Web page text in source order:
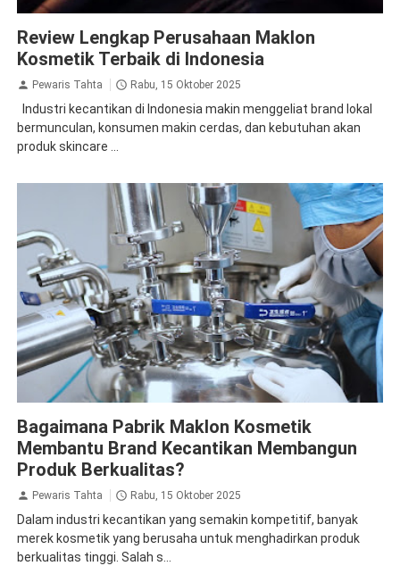
Review Lengkap Perusahaan Maklon
Kosmetik Terbaik di Indonesia
Pewaris Tahta Rabu, 15 Oktober 2025
Industri kecantikan di Indonesia makin menggeliat brand lokal
bermunculan, konsumen makin cerdas, dan kebutuhan akan
produk skincare ...
Bagaimana Pabrik Maklon Kosmetik
Membantu Brand Kecantikan Membangun
Produk Berkualitas?
Pewaris Tahta Rabu, 15 Oktober 2025
Dalam industri kecantikan yang semakin kompetitif, banyak
merek kosmetik yang berusaha untuk menghadirkan produk
berkualitas tinggi. Salah s...